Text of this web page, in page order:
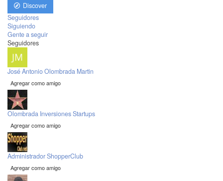
Discover
Seguidores
Siguiendo
Gente a seguir
Seguidores
José Antonio Olombrada Martin
Agregar como amigo
Olombrada Inversiones Startups
Agregar como amigo
Administrador ShopperClub
Agregar como amigo